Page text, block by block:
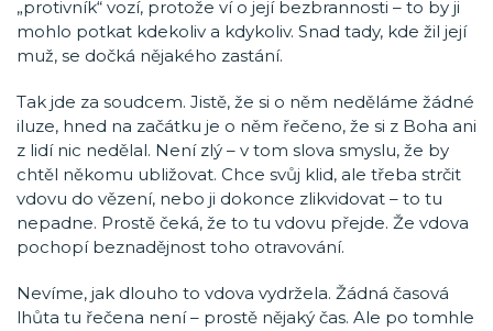
„protivník“ vozí, protože ví o její bezbrannosti – to by ji
mohlo potkat kdekoliv a kdykoliv. Snad tady, kde žil její
muž, se dočká nějakého zastání.
Tak jde za soudcem. Jistě, že si o něm neděláme žádné
iluze, hned na začátku je o něm řečeno, že si z Boha ani
z lidí nic nedělal. Není zlý – v tom slova smyslu, že by
chtěl někomu ubližovat. Chce svůj klid, ale třeba strčit
vdovu do vězení, nebo ji dokonce zlikvidovat – to tu
nepadne. Prostě čeká, že to tu vdovu přejde. Že vdova
pochopí beznadějnost toho otravování.
Nevíme, jak dlouho to vdova vydržela. Žádná časová
lhůta tu řečena není – prostě nějaký čas. Ale po tomhle